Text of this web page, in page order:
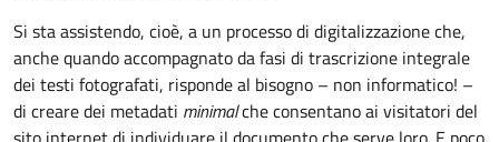
Si sta assistendo, cioè, a un processo di digitalizzazione che,
anche quando accompagnato da fasi di trascrizione integrale
dei testi fotografati, risponde al bisogno – non informatico! –
di creare dei metadati minimalche consentano ai visitatori del